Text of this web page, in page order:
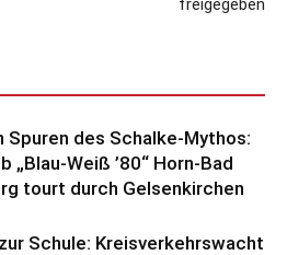
freigegeben
Spuren des Schalke-Mythos:
„Blau-Weiß ’80“ Horn-Bad
tourt durch Gelsenkirchen
Schule: Kreisverkehrswacht